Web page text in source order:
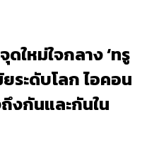
ใหม่ใจกลาง ‘ทรู
ระดับโลก ไอคอน
งกันและกันใน